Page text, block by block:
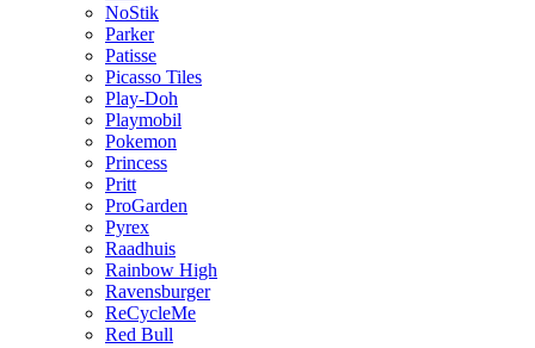
NoStik
Parker
Patisse
Picasso Tiles
Play-Doh
Playmobil
Pokemon
Princess
Pritt
ProGarden
Pyrex
Raadhuis
Rainbow High
Ravensburger
ReCycleMe
Red Bull